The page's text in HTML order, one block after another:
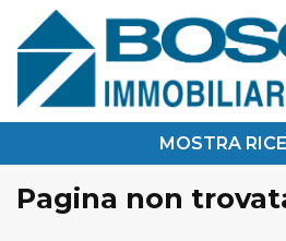
Chi Siamo
Immobili In Vendita
Immobili In Affitto
Servizi
Pagina non